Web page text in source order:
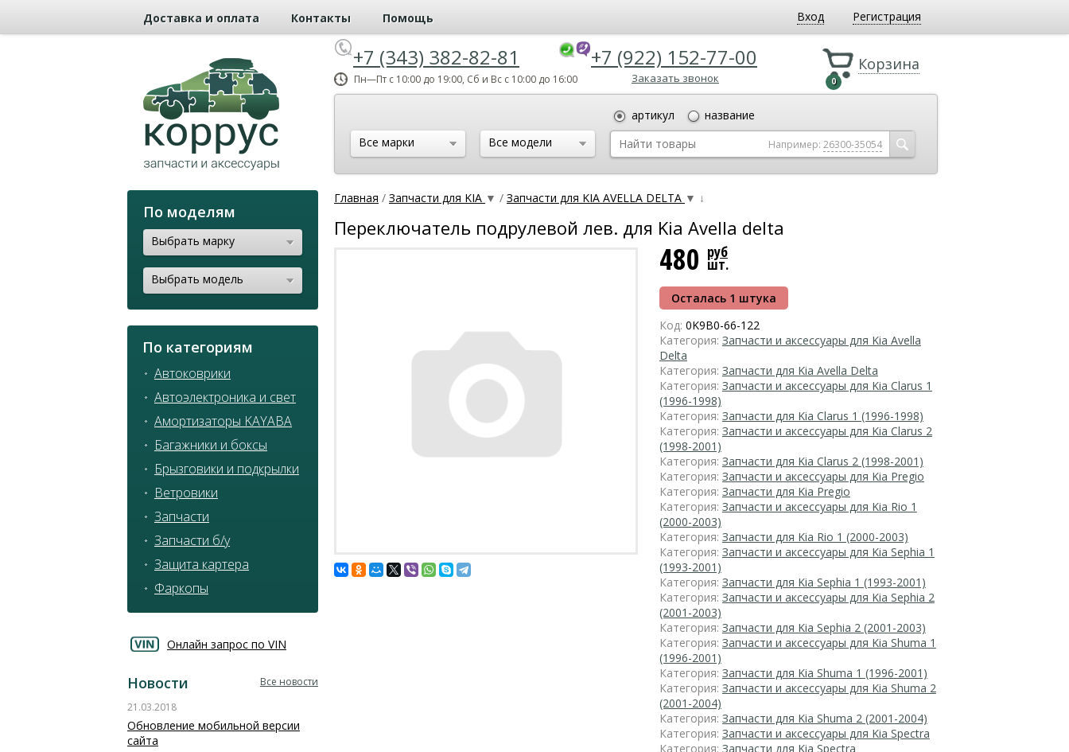
Доставка и оплата Контакты Помощь Вход Регистрация
Корзина
0
+7 (343) 382-82-81 +7 (922) 152-77-00
Пн—Пт с 10:00 до 19:00, Сб и Вс с 10:00 до 16:00 Заказать звонок
Все марки Все модели
артикул название
Например: 26300-35054
По моделям
Выбрать марку
Выбрать модель
По категориям
Автоковрики
Автоэлектроника и свет
Амортизаторы KAYABA
Багажники и боксы
Брызговики и подкрылки
Ветровики
Запчасти
Запчасти б/у
Защита картера
Фаркопы
Онлайн запрос по VIN
Новости
Все новости
21.03.2018
Обновление мобильной версии
сайта
Главная / Запчасти для KIA ▼ / Запчасти для KIA AVELLA DELTA ▼ ↓
Переключатель подрулевой лев. для Kia Avella delta
480 руб
шт.
Осталась 1 штука
Код: 0K9B0-66-122
Категория: Запчасти и аксессуары для Kia Avella
Delta
Категория: Запчасти для Kia Avella Delta
Категория: Запчасти и аксессуары для Kia Clarus 1
(1996-1998)
Категория: Запчасти для Kia Clarus 1 (1996-1998)
Категория: Запчасти и аксессуары для Kia Clarus 2
(1998-2001)
Категория: Запчасти для Kia Clarus 2 (1998-2001)
Категория: Запчасти и аксессуары для Kia Pregio
Категория: Запчасти для Kia Pregio
Категория: Запчасти и аксессуары для Kia Rio 1
(2000-2003)
Категория: Запчасти для Kia Rio 1 (2000-2003)
Категория: Запчасти и аксессуары для Kia Sephia 1
(1993-2001)
Категория: Запчасти для Kia Sephia 1 (1993-2001)
Категория: Запчасти и аксессуары для Kia Sephia 2
(2001-2003)
Категория: Запчасти для Kia Sephia 2 (2001-2003)
Категория: Запчасти и аксессуары для Kia Shuma 1
(1996-2001)
Категория: Запчасти для Kia Shuma 1 (1996-2001)
Категория: Запчасти и аксессуары для Kia Shuma 2
(2001-2004)
Категория: Запчасти для Kia Shuma 2 (2001-2004)
Категория: Запчасти и аксессуары для Kia Spectra
Категория: Запчасти для Kia Spectra